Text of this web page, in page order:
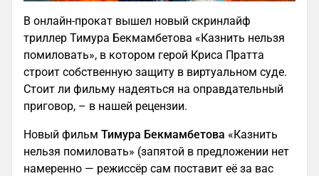
В онлайн-прокат вышел новый скринлайф
триллер Тимура Бекмамбетова «Казнить нельзя
помиловать», в котором герой Криса Пратта
строит собственную защиту в виртуальном суде.
Стоит ли фильму надеяться на оправдательный
приговор, – в нашей рецензии.
Новый фильм Тимура Бекмамбетова «Казнить
нельзя помиловать» (запятой в предложении нет
намеренно — режиссёр сам поставит её за вас